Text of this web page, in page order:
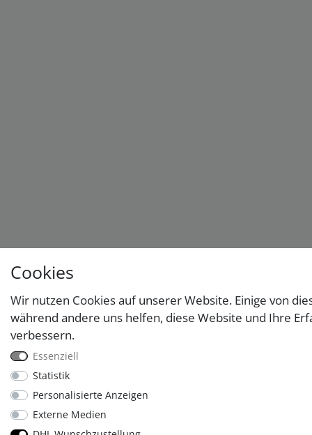
Cookies
Wir nutzen Cookies auf unserer Website. Einige von
während andere uns helfen, diese Website und Ihre
verbessern.
Essenziell
Statistik
Personalisierte Anzeigen
Externe Medien